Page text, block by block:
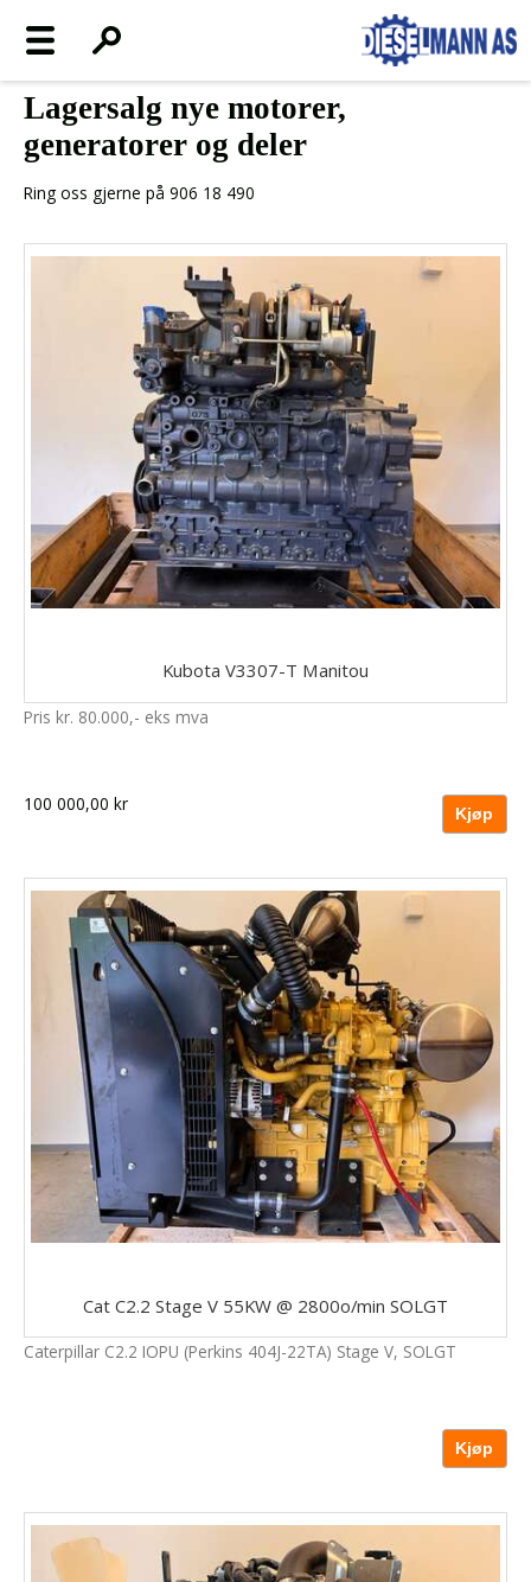
Lagersalg nye motorer,
generatorer og deler
Ring oss gjerne på 906 18 490
Kubota V3307-T Manitou
Pris kr. 80.000,- eks mva
100 000,00 kr
Cat C2.2 Stage V 55KW @ 2800o/min SOLGT
Caterpillar C2.2 IOPU (Perkins 404J-22TA) Stage V, SOLGT